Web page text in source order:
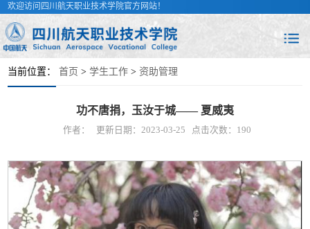
欢迎访问四川航天职业技术学院官方网站！
当前位置： 首页 >学生工作 >资助管理
功不唐捐，玉汝于城—— 夏威夷
作者： 更新日期：2023-03-25 点击次数： 190